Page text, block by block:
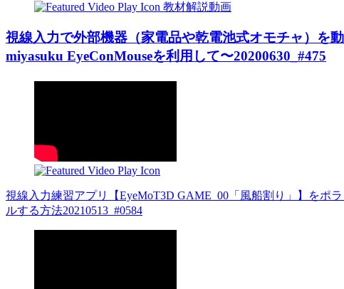
教材解説動画
視線入力で外部機器（家電品や乾電池式オモチャ）を
miyasuku EyeConMouseを利用して〜20200630_#475
視線入力練習アプリ【EyeMoT3D GAME_00「風船割り」】をポ
ルする方法20210513_#0584